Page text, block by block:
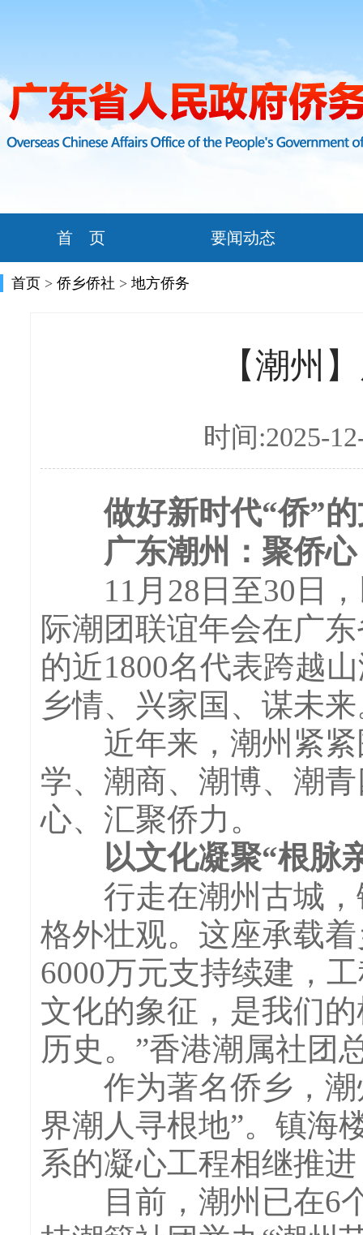
首 页 要闻动态
首页 > 侨乡侨社 > 地方侨务
【潮州
时间:2025-
做好新时代“侨”的
广东潮州：聚侨心
11月28日至30日，
际潮团联谊年会在广
的近1800名代表跨越
乡情、兴家国、谋未
近年来，潮州紧紧
学、潮商、潮博、潮
心、汇聚侨力。
以文化凝聚“根脉
行走在潮州古城，
格外壮观。这座承载
6000万元支持续建，
文化的象征，是我们
历史。”香港潮属社团
作为著名侨乡，潮
界潮人寻根地”。镇海
系的凝心工程相继推
目前，潮州已在6个